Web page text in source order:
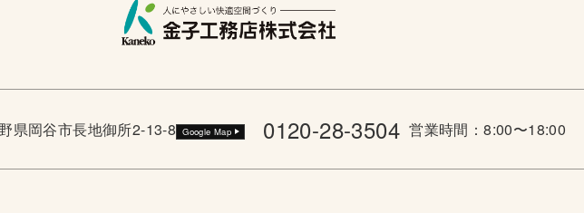
県岡谷市長地御所2-13-8 Google Map 0120-28-3504 営業時間：8:00〜18:00